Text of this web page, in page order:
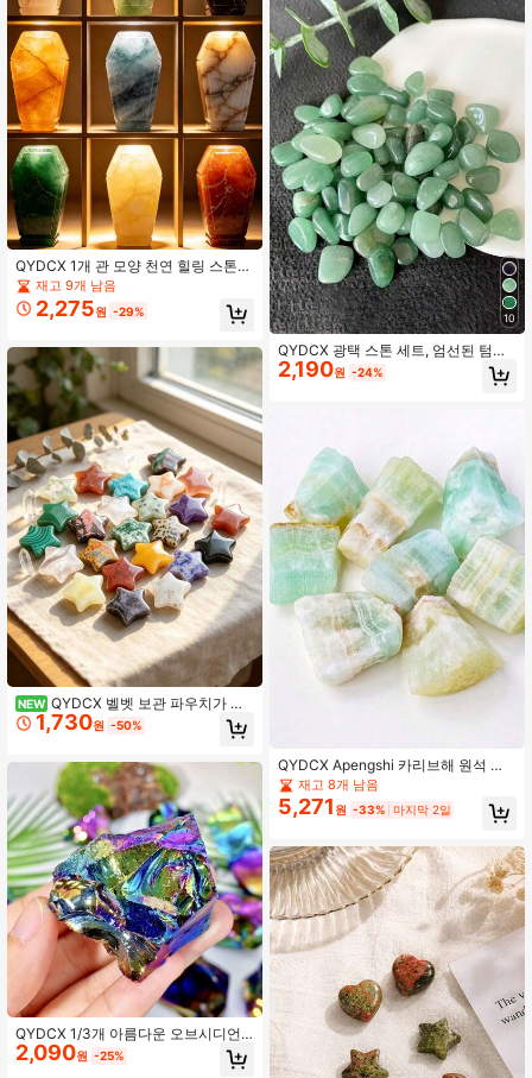
QYDCX 1개 관 모양 천연 힐링 스톤
차크라 정화, 영적 성장, 불안 감소, 레
이키 수련 및 가정 장식용
재고 9개 남음
2,275원 -29%
NEW QYDCX 벨벳 보관 파우치가 있
는 광택 천연 크리스탈 스타 스톤, 혼
합 색상 힐링 장식품, 홈 데코, DIY 주
1,730원 -50%
QYDCX 1/3개 아름다운 오브시디언
원석 - 천연, 고품질, 반짝이는 보석 보
석 제작, 생일/크리스마스 선물, 여성
2,090원 -25%
10
QYDCX 광택 스톤 세트, 엄선된 텀블
스톤 및 크리스탈 포함, 대량, 치유, 영
성, 명상, 마법 및 가정 장식에 적합
2,190원 -24%
QYDCX Apengshi 카리브해 원석 크
리스탈 - 천연 거친 암석 힐링 크리스
탈 및 보석 DIY 원석 명상 분수 정원 홈
데코 (2-5cm)
재고 8개 남음
5,271 원 -33% 마지막 2일